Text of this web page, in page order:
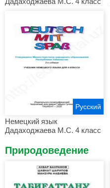
Немецкий язык
Дадаходжаева М.С. 4 класс
Русский
Природоведение